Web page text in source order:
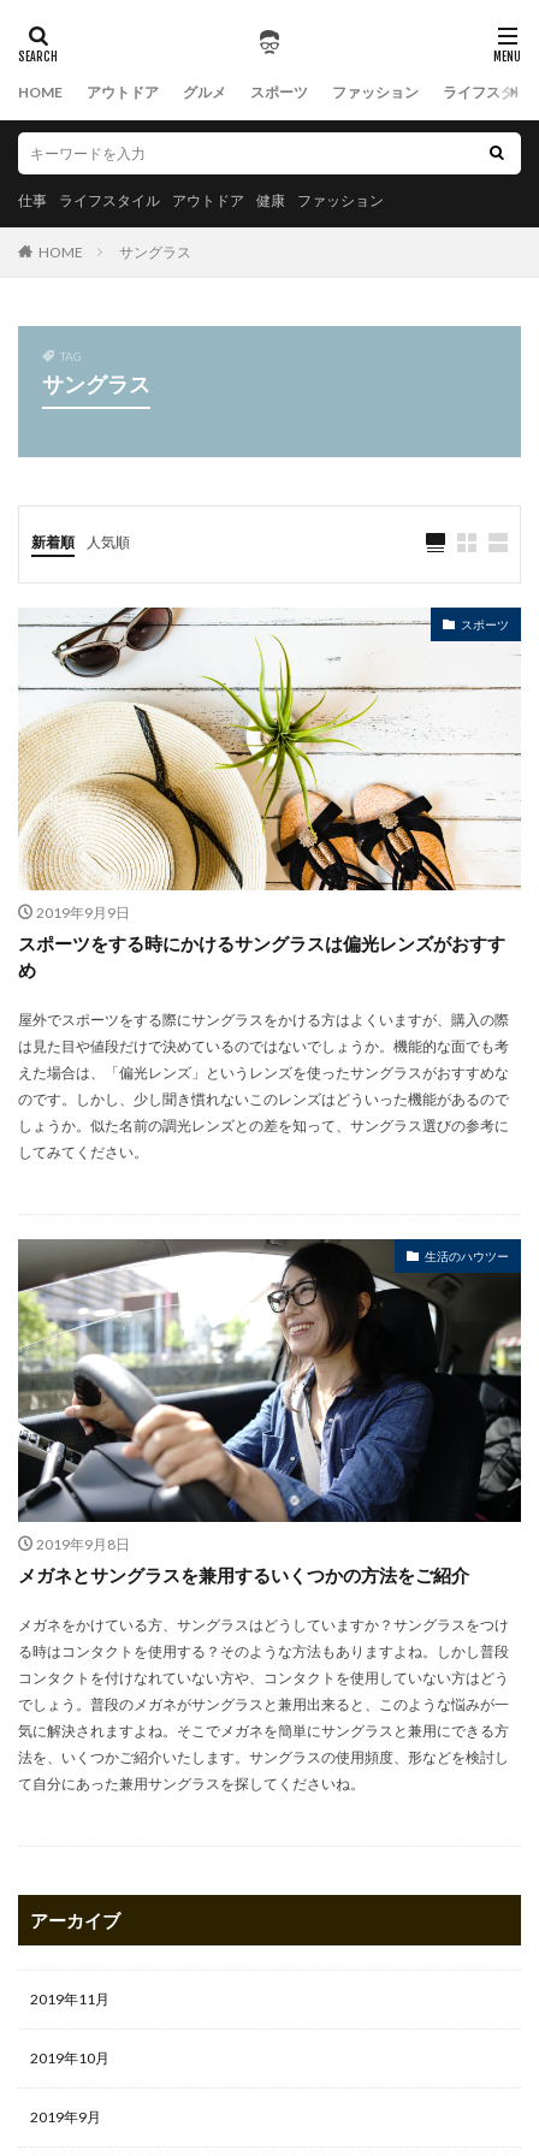
HOME アウトドア グルメ スポーツ ファッション ライフスタイ
仕事 ライフスタイル アウトドア 健康 ファッション
HOME サングラス
TAG
サングラス
新着順 人気順
スポーツ
2019年9月9日
スポーツをする時にかけるサングラスは偏光レンズがおすす
め
屋外でスポーツをする際にサングラスをかける方はよくいますが、購入の際
は見た目や値段だけで決めているのではないでしょうか。機能的な面でも考
えた場合は、「偏光レンズ」というレンズを使ったサングラスがおすすめな
のです。しかし、少し聞き慣れないこのレンズはどういった機能があるので
しょうか。似た名前の調光レンズとの差を知って、サングラス選びの参考に
してみてください。
生活のハウツー
2019年9月8日
メガネとサングラスを兼用するいくつかの方法をご紹介
メガネをかけている方、サングラスはどうしていますか？サングラスをつけ
る時はコンタクトを使用する？そのような方法もありますよね。しかし普段
コンタクトを付けなれていない方や、コンタクトを使用していない方はどう
でしょう。普段のメガネがサングラスと兼用出来ると、このような悩みが一
気に解決されますよね。そこでメガネを簡単にサングラスと兼用にできる方
法を、いくつかご紹介いたします。サングラスの使用頻度、形などを検討し
て自分にあった兼用サングラスを探してくださいね。
アーカイブ
2019年11月
2019年10月
2019年9月